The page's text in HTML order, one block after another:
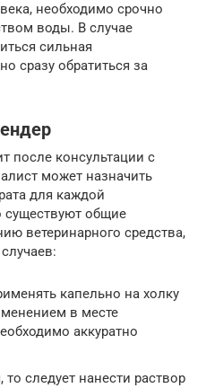
необходимо срочно
воды. В случае
сильная
сразу обратиться за
после консультации с
может назначить
для каждой
общие
ветеринарного средства,
капельно на холку
в месте
аккуратно
следует нанести раствор